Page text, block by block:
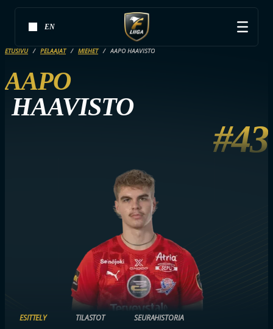
EN
ETUSIVU PELAAJAT MIEHET AAPO HAAVISTO
AAPO
HAAVISTO
#43
ESITTELY TILASTOT SEURAHISTORIA